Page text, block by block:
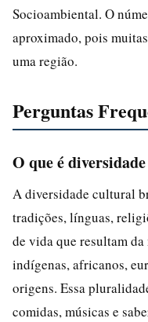
Socioambiental. O
aproximado, pois
uma região.
Perguntas
O que é
A diversidade cultural
tradições, línguas,
de vida que resultam
indígenas, africanos,
origens. Essa
comidas, músicas e